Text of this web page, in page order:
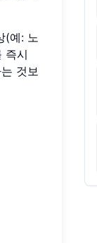
(예: 노
즉시
것보